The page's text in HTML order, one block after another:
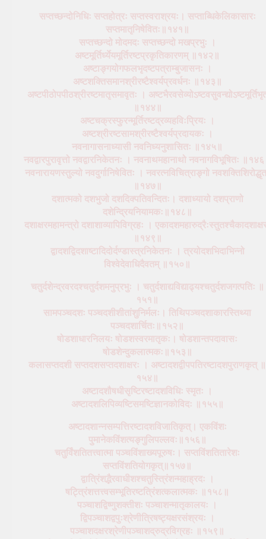
सप्तच्छन्दोनिधिः सप्तहोत्रः सप्तस्वराश्रयः। सप्ताब्धिकेलिकासारः
सप्तमातृनिषेवितः॥१४१॥
सप्तच्छन्दो मोदमदः सप्तच्छन्दो मखप्रभुः ।
अष्टमूर्तिर्ध्येयमूर्तिरष्टप्रकृतिकारणम् ॥१४२॥
अष्टाङ्गयोगफलभृदष्टपत्राम्बुजासनः ।
अष्टशक्तिसमानश्रीरष्टैश्वर्यप्रवर्धनः ॥१४३॥
अष्टपीठोपपीठश्रीरष्टमातृसमावृतः ।
॥१४४॥
अष्टचक्रस्फुरन्मूर्तिरष्टद्रव्यहविःप्रियः ।
अष्टश्रीरष्टसामश्रीरष्टैश्वर्यप्रदायकः ।
नवनागासनाध्यासी नवनिध्यनुशासितः ॥१४५॥
नवद्वारपुरावृत्तो नवद्वारनिकेतनः । नवनाथमहानाथो नवनागविभूषितः
नवनारायणस्तुल्यो नवदुर्गानिषेवितः । नवरत्नविचित्राङ्गो
॥१४७॥
दशात्मको दशभुजो दशदिक्पतिवन्दितः। दशाध्यायो दशप्राणो
दशेन्द्रियनियामकः॥१४८॥
दशाक्षरमहामन्त्रो दशाशाव्यापिविग्रहः ।
॥१४९॥
द्वादशद्विदशाष्टादिदोर्दण्डास्त्रनिकेतनः । त्रयोदशभिदाभिन्नो
विश्वेदेवाधिदैवतम् ॥१५०॥
चतुर्दशेन्द्रवरदश्चतुर्दशमनुप्रभुः । चतुर्दशाद्यविद्याढ्यश्चतुर्दशजगत्पतिः ॥
१५१॥
सामपञ्चदशः पञ्चदशीशीतांशुनिर्मलः। तिथिपञ्चदशाकारस्तिथ्या
पञ्चदशार्चितः॥१५२॥
षोडशाधारनिलयः षोडशस्वरमातृकः। षोडशान्तपदावासः
षोडशेन्दुकलात्मकः॥१५३॥
कलासप्तदशी सप्तदशसप्तदशाक्षरः । अष्टादशद्वीपपतिरष्टादशपुराणकृत् ॥
१५४॥
अष्टादशौषधीसृष्टिरष्टादशविधिः स्मृतः ।
अष्टादशलिपिव्यष्टिसमष्टिज्ञानकोविदः ॥१५५॥
अष्टादशान्नसम्पत्तिरष्टादशविजातिकृत्। एकविंशः
पुमानेकविंशत्यङ्गुलिपल्लवः॥१५६॥
चतुर्विंशतितत्त्वात्मा पञ्चविंशाख्यपूरुषः। सप्तविंशतितारेशः
सप्तविंशतियोगकृत्॥१५७॥
द्वात्रिंशद्भैरवाधीशश्चतुस्त्रिंशन्महाह्रदः ।
षट्त्रिंशत्तत्त्वसम्भूतिरष्टत्रिंशत्कलात्मकः ॥१५८॥
पञ्चाशद्विष्णुशक्तीशः पञ्चाशन्मातृकालयः ।
द्विपञ्चाशद्वपुःश्रेणीत्रिषष्ट्यक्षरसंश्रयः ।
पञ्चाशदक्षरश्रेणीपञ्चाशद्रुद्रविग्रहः ॥१५९॥